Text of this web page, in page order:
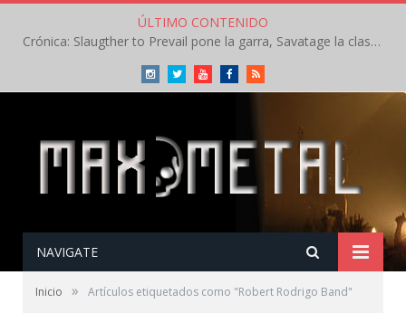
ÚLTIMO CONTENIDO
Crónica: Slaugther to Prevail pone la garra, Savatage la clase en la apertura del Leyendas del Rock – Miércoles – Agosto 2026
InstagramTwitterYoutubeFacebookRSS
NAVIGATE
Inicio » Artículos etiquetados como "Robert Rodrigo Band"